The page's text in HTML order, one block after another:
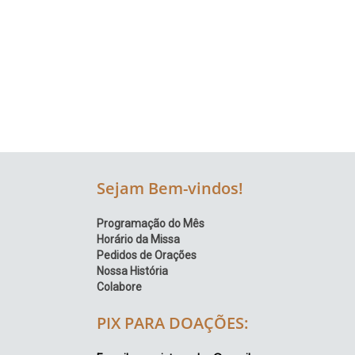
Sejam Bem-vindos!
Programação do Mês
Horário da Missa
Pedidos de Orações
Nossa História
Colabore
PIX PARA DOAÇÕES: